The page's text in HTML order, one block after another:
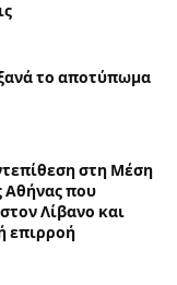
το αποτύπωμα
στη Μέση
Αθήνας που
Λίβανο και
επιρροή